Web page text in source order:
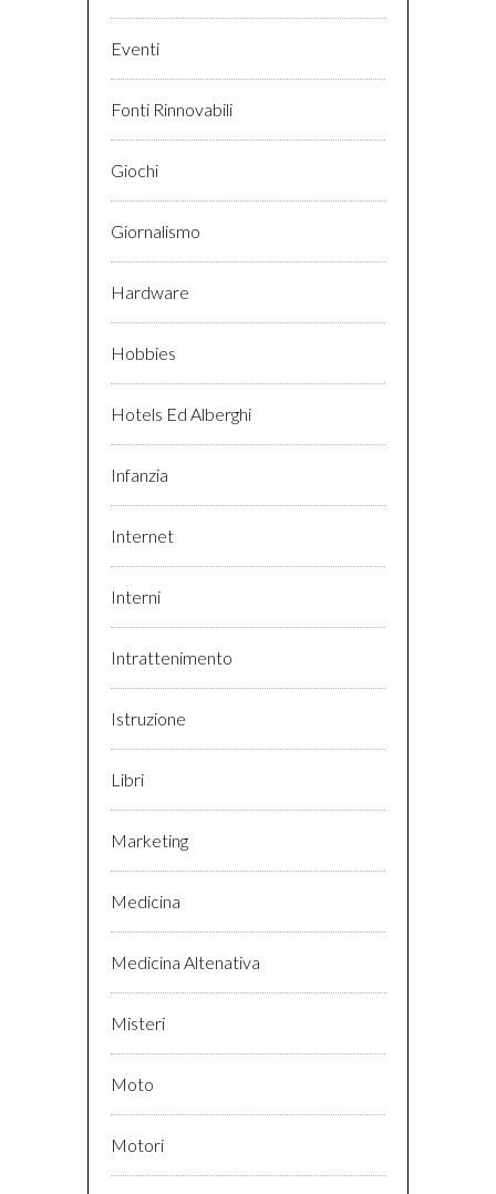
Eventi
Fonti Rinnovabili
Giochi
Giornalismo
Hardware
Hobbies
Hotels Ed Alberghi
Infanzia
Internet
Interni
Intrattenimento
Istruzione
Libri
Marketing
Medicina
Medicina Altenativa
Misteri
Moto
Motori